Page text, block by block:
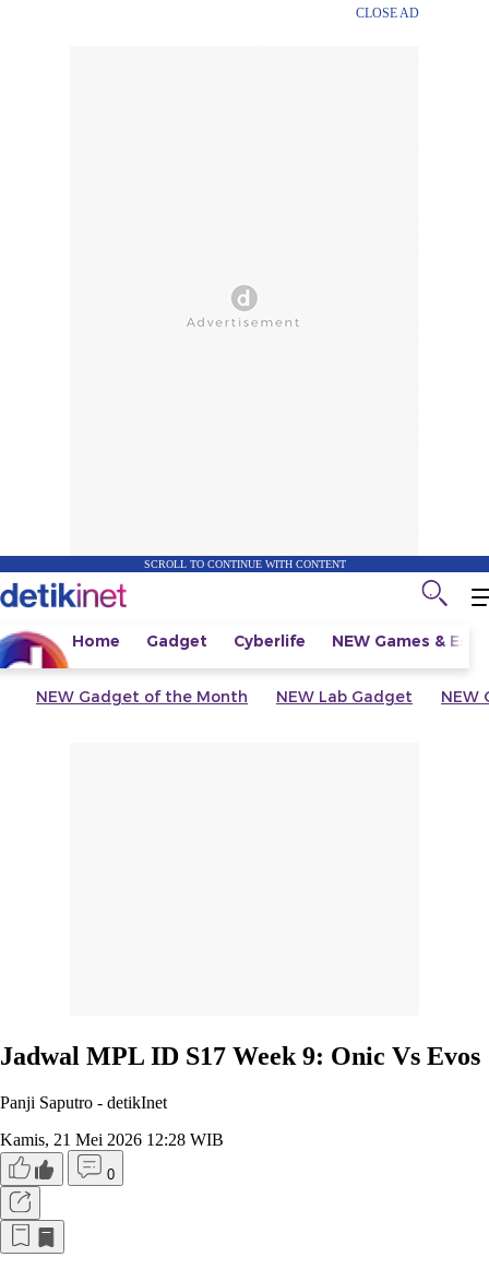
CLOSE AD
SCROLL TO CONTINUE WITH CONTENT
Home Gadget Cyberlife NEW Games &
NEW Gadget of the Month NEW Lab Gadget NEW
Jadwal MPL ID S17 Week 9: Onic Vs Evos
Panji Saputro - detikInet
Kamis, 21 Mei 2026 12:28 WIB
0